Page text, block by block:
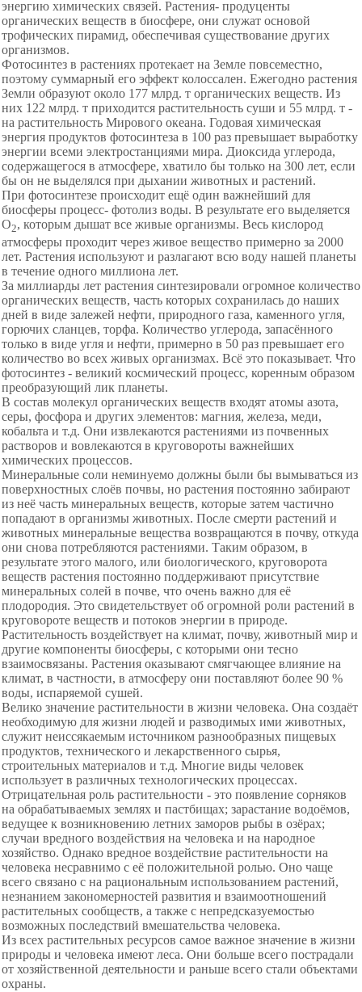
энергию химических связей. Растения- продуценты
органических веществ в биосфере, они служат основой
трофических пирамид, обеспечивая существование других
организмов.
Фотосинтез в растениях протекает на Земле повсеместно,
поэтому суммарный его эффект колоссален. Ежегодно растения
Земли образуют около 177 млрд. т органических веществ. Из
них 122 млрд. т приходится растительность суши и 55 млрд. т -
на растительность Мирового океана. Годовая химическая
энергия продуктов фотосинтеза в 100 раз превышает выработку
энергии всеми электростанциями мира. Диоксида углерода,
содержащегося в атмосфере, хватило бы только на 300 лет, если
бы он не выделялся при дыхании животных и растений.
При фотосинтезе происходит ещё один важнейший для
биосферы процесс- фотолиз воды. В результате его выделяется
О2, которым дышат все живые организмы. Весь кислород
атмосферы проходит через живое вещество примерно за 2000
лет. Растения используют и разлагают всю воду нашей планеты
в течение одного миллиона лет.
За миллиарды лет растения синтезировали огромное количество
органических веществ, часть которых сохранилась до наших
дней в виде залежей нефти, природного газа, каменного угля,
горючих сланцев, торфа. Количество углерода, запасённого
только в виде угля и нефти, примерно в 50 раз превышает его
количество во всех живых организмах. Всё это показывает. Что
фотосинтез - великий космический процесс, коренным образом
преобразующий лик планеты.
В состав молекул органических веществ входят атомы азота,
серы, фосфора и других элементов: магния, железа, меди,
кобальта и т.д. Они извлекаются растениями из почвенных
растворов и вовлекаются в круговороты важнейших
химических процессов.
Минеральные соли неминуемо должны были бы вымываться из
поверхностных слоёв почвы, но растения постоянно забирают
из неё часть минеральных веществ, которые затем частично
попадают в организмы животных. После смерти растений и
животных минеральные вещества возвращаются в почву, откуда
они снова потребляются растениями. Таким образом, в
результате этого малого, или биологического, круговорота
веществ растения постоянно поддерживают присутствие
минеральных солей в почве, что очень важно для её
плодородия. Это свидетельствует об огромной роли растений в
круговороте веществ и потоков энергии в природе.
Растительность воздействует на климат, почву, животный мир и
другие компоненты биосферы, с которыми они тесно
взаимосвязаны. Растения оказывают смягчающее влияние на
климат, в частности, в атмосферу они поставляют более 90 %
воды, испаряемой сушей.
Велико значение растительности в жизни человека. Она создаёт
необходимую для жизни людей и разводимых ими животных,
служит неиссякаемым источником разнообразных пищевых
продуктов, технического и лекарственного сырья,
строительных материалов и т.д. Многие виды человек
использует в различных технологических процессах.
Отрицательная роль растительности - это появление сорняков
на обрабатываемых землях и пастбищах; зарастание водоёмов,
ведущее к возникновению летних заморов рыбы в озёрах;
случаи вредного воздействия на человека и на народное
хозяйство. Однако вредное воздействие растительности на
человека несравнимо с её положительной ролью. Оно чаще
всего связано с на рациональным использованием растений,
незнанием закономерностей развития и взаимоотношений
растительных сообществ, а также с непредсказуемостью
возможных последствий вмешательства человека.
Из всех растительных ресурсов самое важное значение в жизни
природы и человека имеют леса. Они больше всего пострадали
от хозяйственной деятельности и раньше всего стали объектами
охраны.